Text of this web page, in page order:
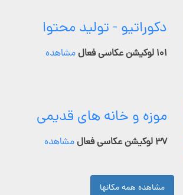
دکوراتیو - تولید محتوا
۱۰۱ لوکیشن عکاسی فعال مشاهده
موزه و خانه های قدیمی
۳۷ لوکیشن عکاسی فعال مشاهده
مشاهده همه مکانها